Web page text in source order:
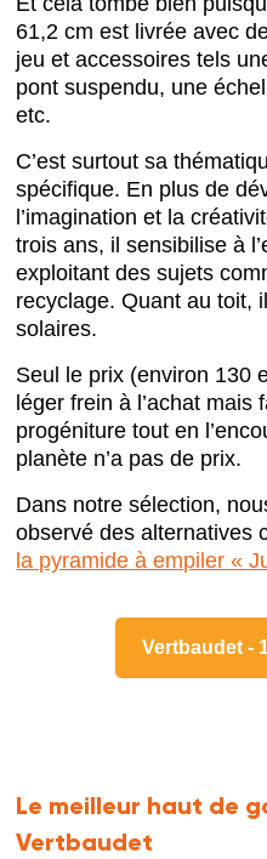
61,2 cm est livrée avec
jeu et accessoires tels
pont suspendu, une
etc.
C’est surtout sa
spécifique. En plus de
l’imagination et la
trois ans, il sensibilise à
exploitant des sujets
recyclage. Quant au toit,
solaires.
Seul le prix (environ 130
léger frein à l’achat mais
progéniture tout en
planète n’a pas de prix.
Dans notre sélection,
observé des alternatives
la pyramide à empiler «
Vertbaudet -
Le meilleur haut de
Vertbaudet